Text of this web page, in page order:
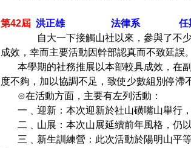
第42屆 洪正雄 法律系 任期81
自大一下接觸山社以來，參與了不
成效，幸而主要活動因幹部認真而不致延誤。
本學期的社務推展以本部較具成效，在副
度不夠，加以協調不足，致使少數組別停滯
⊙在活動方面，主要有左列活動：
一﹑迎新：本次迎新於社山磺嘴山舉行
二﹑山展：本次山展延續前年風格，仍
三﹑新生訓練營：此次活動於陽明山平